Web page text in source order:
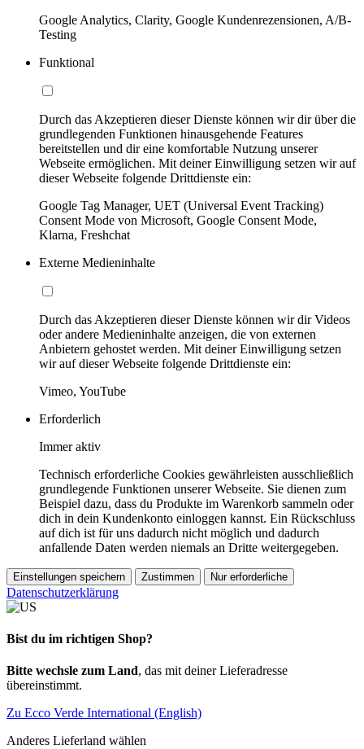
Google Analytics, Clarity, Google Kundenrezensionen, A/B-
Testing
Funktional
Durch das Akzeptieren dieser Dienste können wir dir über die
grundlegenden Funktionen hinausgehende Features
bereitstellen und dir eine komfortable Nutzung unserer
Webseite ermöglichen. Mit deiner Einwilligung setzen wir auf
dieser Webseite folgende Drittdienste ein:
Google Tag Manager, UET (Universal Event Tracking)
Consent Mode von Microsoft, Google Consent Mode,
Klarna, Freshchat
Externe Medieninhalte
Durch das Akzeptieren dieser Dienste können wir dir Videos
oder andere Medieninhalte anzeigen, die von externen
Anbietern gehostet werden. Mit deiner Einwilligung setzen
wir auf dieser Webseite folgende Drittdienste ein:
Vimeo, YouTube
Erforderlich
Immer aktiv
Technisch erforderliche Cookies gewährleisten ausschließlich
grundlegende Funktionen unserer Webseite. Sie dienen zum
Beispiel dazu, dass du Produkte im Warenkorb sammeln oder
dich in dein Kundenkonto einloggen kannst. Ein Rückschluss
auf dich ist für uns dadurch nicht möglich und dadurch
anfallende Daten werden niemals an Dritte weitergegeben.
Einstellungen speichern Zustimmen Nur erforderliche
Datenschutzerklärung
Bist du im richtigen Shop?
Bitte wechsle zum Land, das mit deiner Lieferadresse
übereinstimmt.
Zu Ecco Verde International (English)
Anderes Lieferland wählen